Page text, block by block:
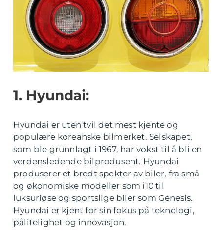
1. Hyundai:
Hyundai er uten tvil det mest kjente og
populære koreanske bilmerket. Selskapet,
som ble grunnlagt i 1967, har vokst til å bli en
verdensledende bilprodusent. Hyundai
produserer et bredt spekter av biler, fra små
og økonomiske modeller som i10 til
luksuriøse og sportslige biler som Genesis.
Hyundai er kjent for sin fokus på teknologi,
pålitelighet og innovasjon.